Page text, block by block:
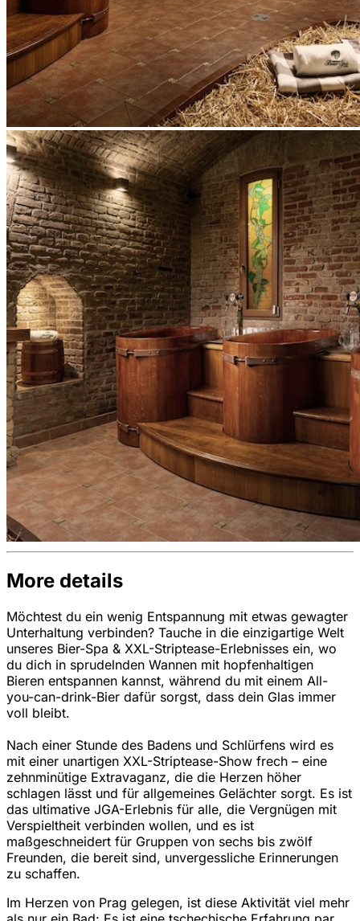
More details
Möchtest du ein wenig Entspannung mit etwas gewagter
Unterhaltung verbinden? Tauche in die einzigartige Welt
unseres Bier-Spa & XXL-Striptease-Erlebnisses ein, wo
du dich in sprudelnden Wannen mit hopfenhaltigen
Bieren entspannen kannst, während du mit einem All-
you-can-drink-Bier dafür sorgst, dass dein Glas immer
voll bleibt.
Nach einer Stunde des Badens und Schlürfens wird es
mit einer unartigen XXL-Striptease-Show frech – eine
zehnminütige Extravaganz, die die Herzen höher
schlagen lässt und für allgemeines Gelächter sorgt. Es ist
das ultimative JGA-Erlebnis für alle, die Vergnügen mit
Verspieltheit verbinden wollen, und es ist
maßgeschneidert für Gruppen von sechs bis zwölf
Freunden, die bereit sind, unvergessliche Erinnerungen
zu schaffen.
Im Herzen von Prag gelegen, ist diese Aktivität viel mehr